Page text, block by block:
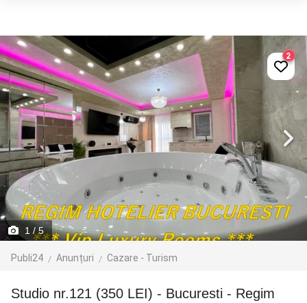
1 / 5
Publi24 Anunțuri Cazare - Turism
2
Studio nr.121 (350 LEI) - Bucuresti - Regim